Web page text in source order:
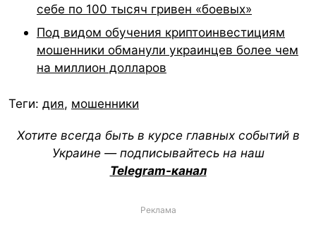
себе по 100 тысяч гривен «боевых»
Под видом обучения криптоинвестициям
мошенники обманули украинцев более чем
на миллион долларов
Теги: дия, мошенники
Хотите всегда быть в курсе главных событий в
Украине — подписывайтесь на наш
Telegram-канал
Реклама